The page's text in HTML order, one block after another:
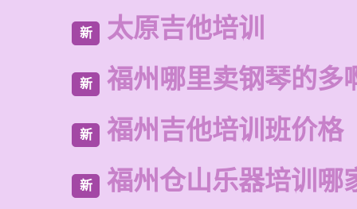
新 太原吉他培训
新 福州哪里卖钢琴的多
新 福州吉他培训班价格
新 福州仓山乐器培训哪